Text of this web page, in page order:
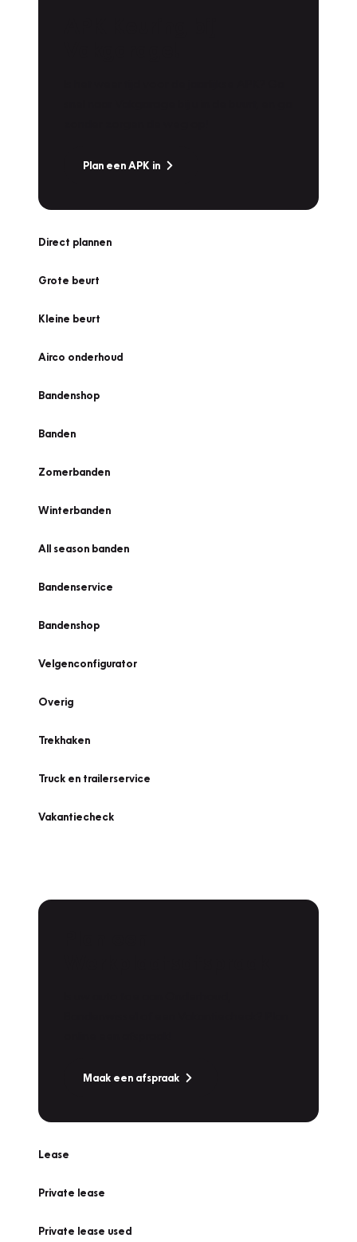
Plan een APK in
Direct plannen
Grote beurt
Kleine beurt
Airco onderhoud
Bandenshop
Banden
Zomerbanden
Winterbanden
All season banden
Bandenservice
Bandenshop
Velgenconfigurator
Overig
Trekhaken
Truck en trailerservice
Vakantiecheck
Maak een afspraak
Lease
Private lease
Private lease used